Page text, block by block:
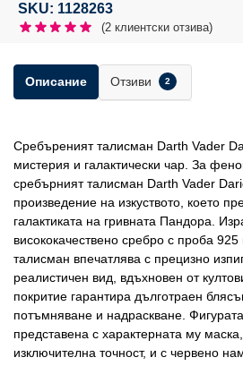
SKU: 1128263
(2 клиентски отзива)
Описание Отзиви 2
Сребъреният талисман Darth Vader
мистерия и галактически чар. За
сребърният талисман Darth Vader
произведение на изкуството, което
галактиката на гривната Пандора.
висококачествено сребро с проба 925
талисман впечатлява с прецизно
реалистичен вид, вдъхновен от
покритие гарантира дълготраен
потъмняване и надраскване.
представена с характерната му
изключителна точност, и с червено